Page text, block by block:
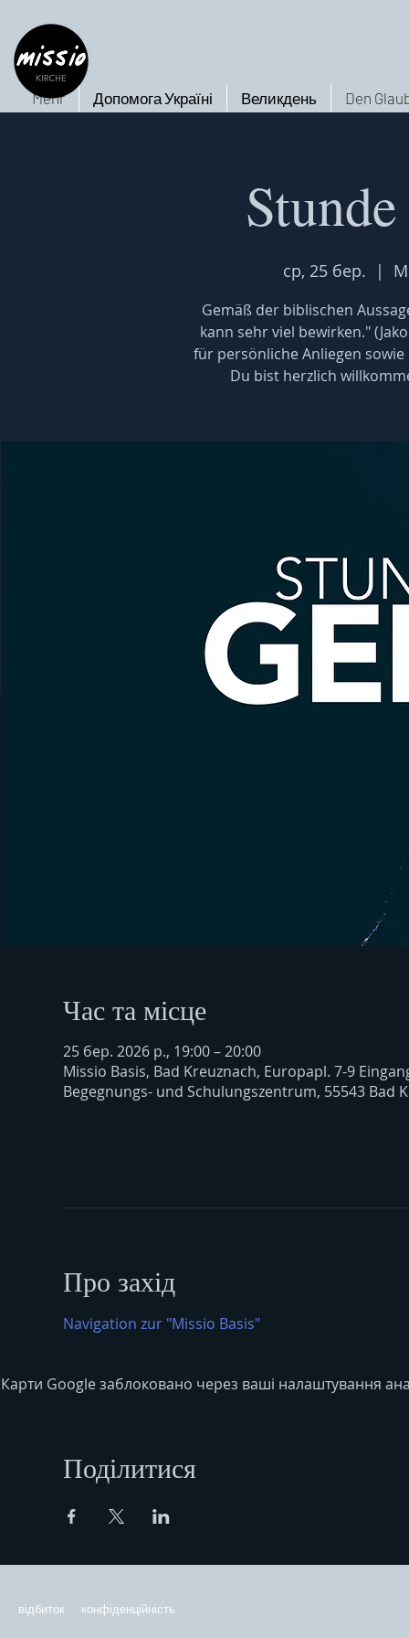
Den
Великдень
Допомога Україні
Mehr
ср, 25 бер.
  |
Gemäß der biblischen
kann sehr viel bewirken."
für persönliche Anliegen
Du bist herzlich
Час та місце
25 бер. 2026 р., 19:00 – 20:00
Missio Basis, Bad Kreuznach, Europapl. 7-9
Begegnungs- und Schulungszentrum, 55543 Bad
Про захід
Navigation zur "Missio Basis"
Карти Google заблоковано через ваші налаштування
Поділитися
відбиток конфіденційність